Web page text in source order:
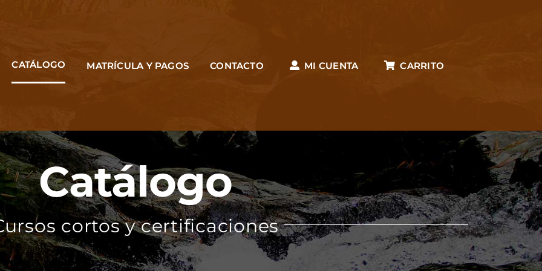
CATÁLOGO MATRÍCULA Y PAGOS CONTACTO MI CUENTA CARRITO
Catálogo
cortos y certificaciones